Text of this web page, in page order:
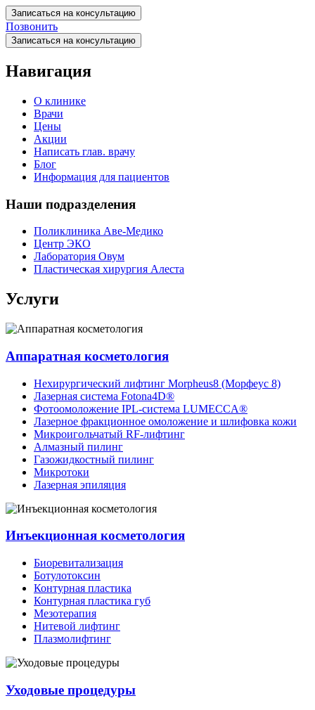
Записаться на консультацию
Позвонить
Записаться на консультацию
Навигация
О клинике
Врачи
Цены
Акции
Написать глав. врачу
Блог
Информация для пациентов
Наши подразделения
Поликлиника Аве-Медико
Центр ЭКО
Лаборатория Овум
Пластическая хирургия Алеста
Услуги
Аппаратная косметология
Нехирургический лифтинг Morpheus8 (Морфеус 8)
Лазерная система Fotona4D®
Фотоомоложение IPL-система LUMECCA®
Лазерное фракционное омоложение и шлифовка кожи
Микроигольчатый RF-лифтинг
Алмазный пилинг
Газожидкостный пилинг
Микротоки
Лазерная эпиляция
Инъекционная косметология
Биоревитализация
Ботулотоксин
Контурная пластика
Контурная пластика губ
Мезотерапия
Нитевой лифтинг
Плазмолифтинг
Уходовые процедуры